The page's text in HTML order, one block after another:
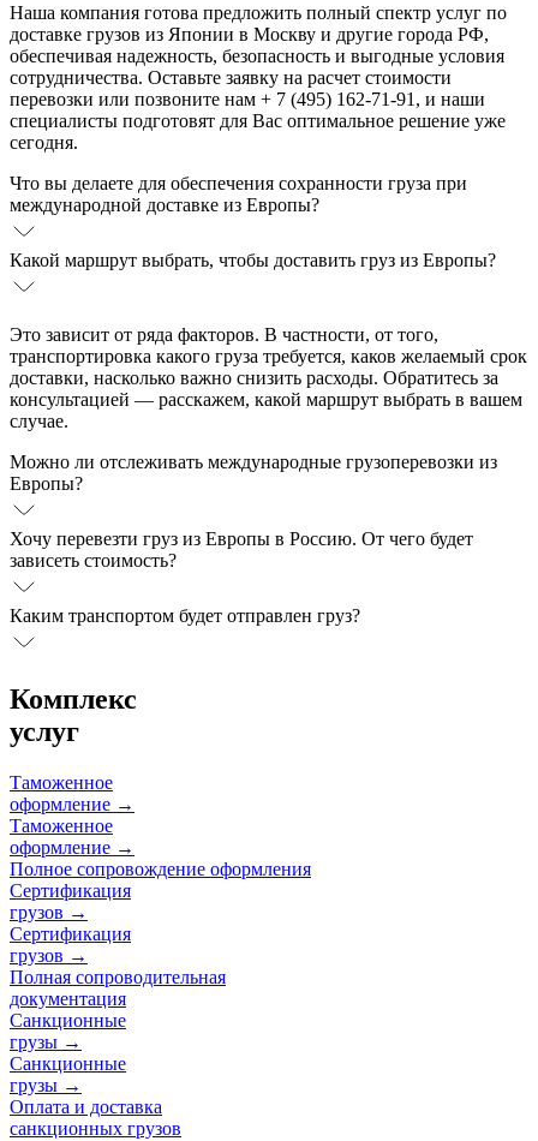
Наша компания готова предложить полный спектр услуг по
доставке грузов из Японии в Москву и другие города РФ,
обеспечивая надежность, безопасность и выгодные условия
сотрудничества. Оставьте заявку на расчет стоимости
перевозки или позвоните нам + 7 (495) 162-71-91, и наши
специалисты подготовят для Вас оптимальное решение уже
сегодня.
Что вы делаете для обеспечения сохранности груза при
международной доставке из Европы?
Какой маршрут выбрать, чтобы доставить груз из Европы?
Это зависит от ряда факторов. В частности, от того,
транспортировка какого груза требуется, каков желаемый срок
доставки, насколько важно снизить расходы. Обратитесь за
консультацией — расскажем, какой маршрут выбрать в вашем
случае.
Можно ли отслеживать международные грузоперевозки из
Европы?
Хочу перевезти груз из Европы в Россию. От чего будет
зависеть стоимость?
Каким транспортом будет отправлен груз?
Комплекс
услуг
Таможенное
оформление →
Таможенное
оформление →
Полное сопровождение оформления
Сертификация
грузов →
Сертификация
грузов →
Полная сопроводительная
документация
Санкционные
грузы →
Санкционные
грузы →
Оплата и доставка
санкционных грузов